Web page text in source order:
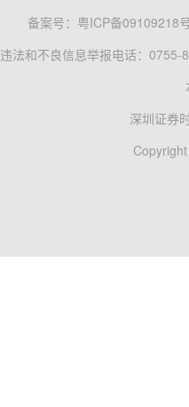
备案号： 粤ICP备09109218
违法和不良信息举报电话：0755-
深圳证券